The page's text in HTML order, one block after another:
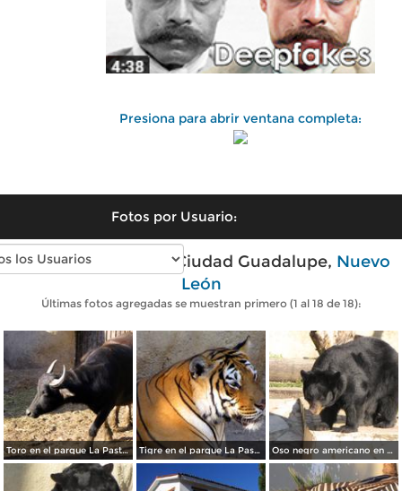
Presiona para abrir ventana completa:
Fotos por Usuario:
Fotos modernas de Ciudad Guadalupe, Nuevo
León
Últimas fotos agregadas se muestran primero (1 al 18 de 18):
Toro en el parque La Pastora Tigre en el parque La Pastora Oso negro americano en el parque La Pastora